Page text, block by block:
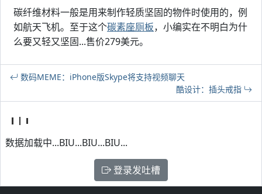
碳纤维材料一般是用来制作轻质坚固的物件时使用的，例
如航天飞机。至于这个碳素座厕板，小编实在不明白为什
么要又轻又坚固...售价279美元。
数码MEME：iPhone版Skype将支持视频聊天
酷设计：插头戒指
数据加载中...BIU...BIU...BIU...
登录发吐槽